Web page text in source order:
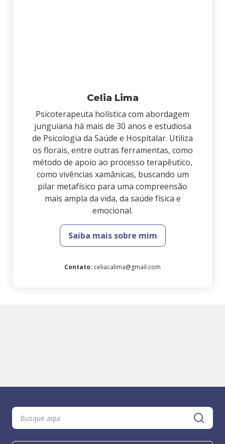
Celia Lima
Psicoterapeuta holística com abordagem
junguiana há mais de 30 anos e estudiosa
de Psicologia da Saúde e Hospitalar. Utiliza
os florais, entre outras ferramentas, como
método de apoio ao processo terapêutico,
como vivências xamânicas, buscando um
pilar metafísico para uma compreensão
mais ampla da vida, da saúde física e
emocional.
Saiba mais sobre mim
Contato: celiacalima@gmail.com